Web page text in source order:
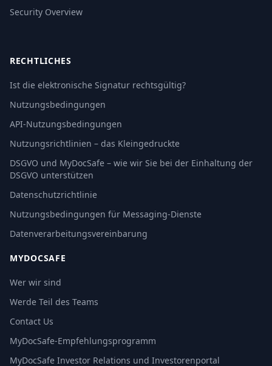
Security Overview
RECHTLICHES
Ist die elektronische Signatur rechtsgültig?
Nutzungsbedingungen
API-Nutzungsbedingungen
Nutzungsrichtlinien – das Kleingedruckte
DSGVO und MyDocSafe – wie wir Sie bei der Einhaltung der
DSGVO unterstützen
Datenschutzrichtlinie
Nutzungsbedingungen für Messaging-Dienste
Datenverarbeitungsvereinbarung
MYDOCSAFE
Wer wir sind
Werde Teil des Teams
Contact Us
MyDocSafe-Empfehlungsprogramm
MyDocSafe Investor Relations und Investorenportal